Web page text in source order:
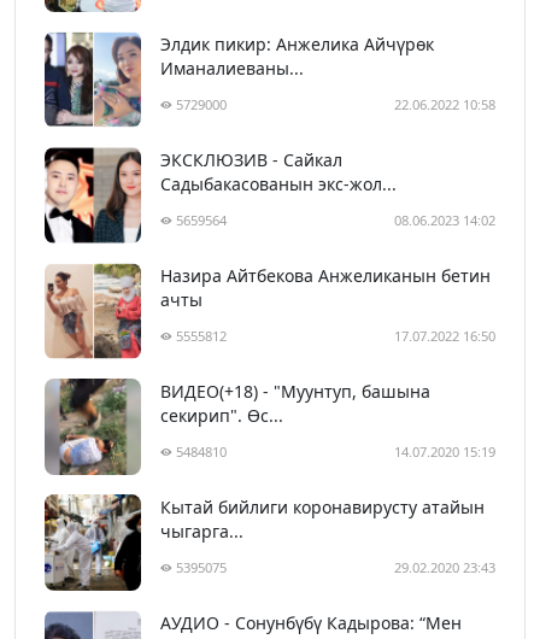
Элдик пикир: Анжелика Айчүрөк
Иманалиеваны...
5729000 22.06.2022 10:58
ЭКСКЛЮЗИВ - Сайкал
Садыбакасованын экс-жол...
5659564 08.06.2023 14:02
Назира Айтбекова Анжеликанын бетин
ачты
5555812 17.07.2022 16:50
ВИДЕО(+18) - "Муунтуп, башына
секирип". Өс...
5484810 14.07.2020 15:19
Кытай бийлиги коронавирусту атайын
чыгарга...
5395075 29.02.2020 23:43
АУДИО - Сонунбүбү Кадырова: “Мен